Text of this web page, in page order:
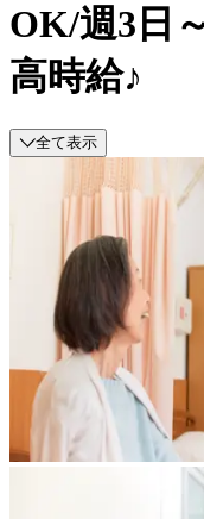
OK/週3日
高時給♪
全て表示